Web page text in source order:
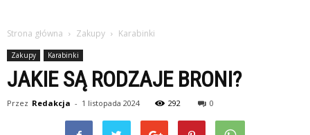
Strona główna Zakupy Karabinki
Zakupy Karabinki
JAKIE SĄ RODZAJE BRONI?
Przez Redakcja - 1 listopada 2024 292 0